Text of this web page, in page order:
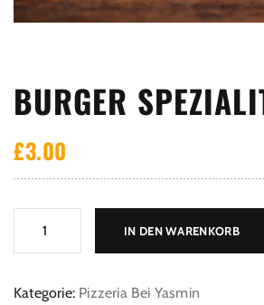
BURGER
£3.00
IN DEN WARENKORB
Kategorie: Pizzeria Bei Yasmin